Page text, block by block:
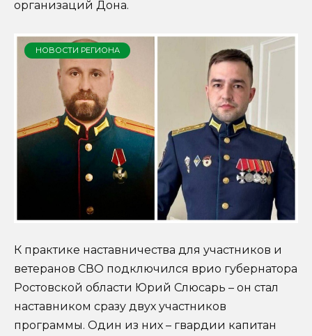
организаций Дона.
НОВОСТИ РЕГИОНА
К практике наставничества для участников и
ветеранов СВО подключился врио губернатора
Ростовской области Юрий Слюсарь – он стал
наставником сразу двух участников
программы. Один из них – гвардии капитан